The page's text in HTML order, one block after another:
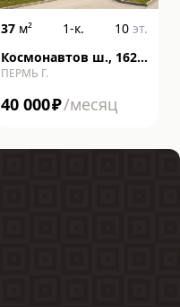
37 м² 1-к. 10 эт.
Космонавтов ш., 162,
литера к
ПЕРМЬ Г.
40 000₽/месяц